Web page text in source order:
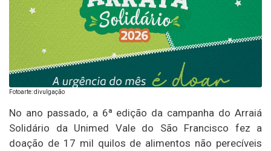
Fotoarte: divulgação
No ano passado, a 6ª edição da campanha do Arraiá
Solidário da Unimed Vale do São Francisco fez a
doação de 17 mil quilos de alimentos não perecíveis